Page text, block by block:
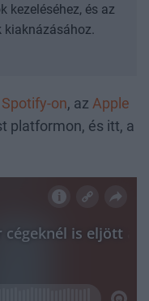
kezeléséhez, és az
kiaknázásához.
Spotify-on, az Apple
platformon, és itt, a